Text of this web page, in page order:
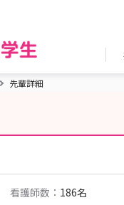
先輩詳細
看護師数： 186名